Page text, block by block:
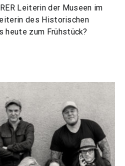
Leiterin der Museen im
des Historischen
heute zum Frühstück?